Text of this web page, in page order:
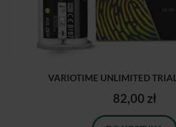
VARIOTIME UNLIMITED
82,00 zł